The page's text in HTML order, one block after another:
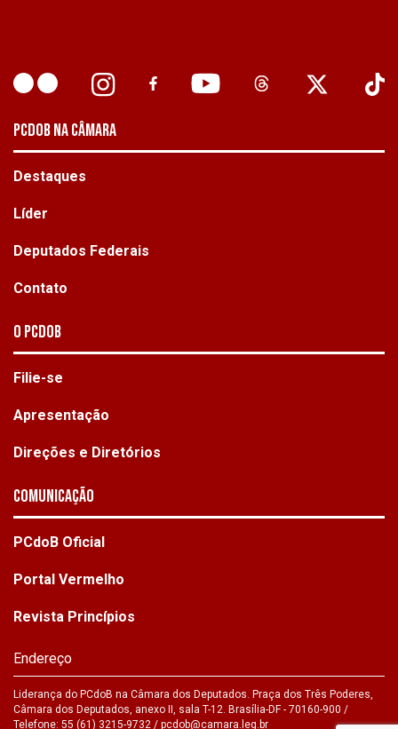
PCDOB NA CÂMARA
Destaques
Líder
Deputados Federais
Contato
O PCdoB
Filie-se
Apresentação
Direções e Diretórios
Comunicação
PCdoB Oficial
Portal Vermelho
Revista Princípios
Endereço
Liderança do PCdoB na Câmara dos Deputados. Praça dos Três Poderes,
Câmara dos Deputados, anexo II, sala T-12. Brasília-DF - 70160-900 /
Telefone: 55 (61) 3215-9732 / pcdob@camara.leg.br